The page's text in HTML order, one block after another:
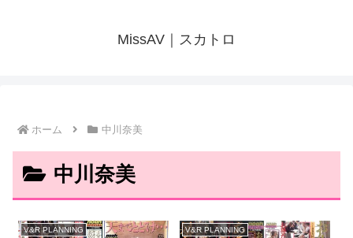
MissAV｜スカトロ
ホーム 中川奈美
中川奈美
V&R PLANNING V&R PLANNING